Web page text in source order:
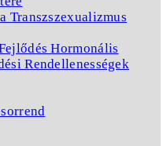
Transzszexualizmus
Hormonális
Rendellenességek